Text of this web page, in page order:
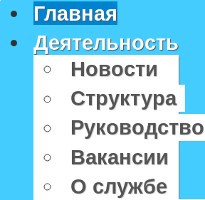
Главная
Деятельность
Новости
Структура
Руководство
Вакансии
О службе